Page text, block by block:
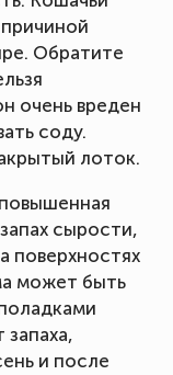
Обратите
очень вреден
соду.
лоток.
сырости,
поверхностях
может быть
запаха,
и после